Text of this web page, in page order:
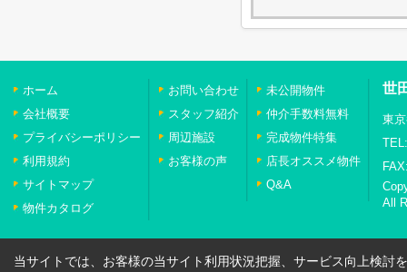
ホーム
会社概要
プライバシーポリシー
利用規約
サイトマップ
物件カタログ
お問い合わせ
スタッフ紹介
周辺施設
お客様の声
未公開物件
仲介手数料無料
完成物件特集
店長オススメ物件
Q&A
世
東
All
当サイトでは、お客様の当サイト利用状況把握、サービス向上検討